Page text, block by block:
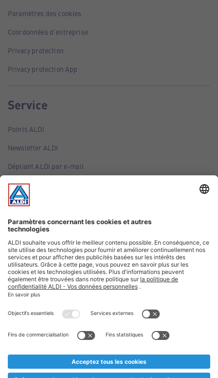
Paramètres des cookies
Coordonnées d'entreprise
Privacy protection
Privacy protection App
Service
Points ALDI
Newsletter ALDI
Dépliant ALDI par e-mail
Offres
Infos essentielles
Suivez ALDI Belgique
Textes marqués d'un astérisque et mentions légales
* Nous vendons ces articles temporairement et jusqu'à
au cas où, malgré le planning bien étudié, nous serions
prématurément en rupture de stock. Prix Recupel et TVA incl.
** Sur ce site, l’utilisation de la forme masculine a été adoptée